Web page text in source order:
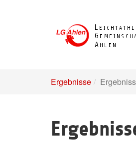
Ergebnisse